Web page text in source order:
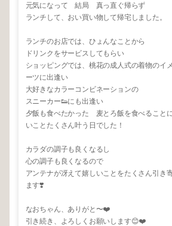
元気になって 結局 真っ直ぐ帰らず
ランチして、おい買い物して帰宅しました。
ランチのお店では、ひょんなことから
ドリンクをサービスしてもらい
ショッピングでは、桃花の成人式の着物のイ
ーツに出逢い
大好きなカラーコンビネーションの
スニーカー👟にも出逢い
夕飯も食べたかった 麦とろ飯を食べること
いことたくさん叶う日でした！
カラダの調子も良くなるし
心の調子も良くなるので
アンテナが冴えて嬉しいことをたくさん引き
ます❣️
なおちゃん、ありがと〜❤️
引き続き、よろしくお願いします😊❤️